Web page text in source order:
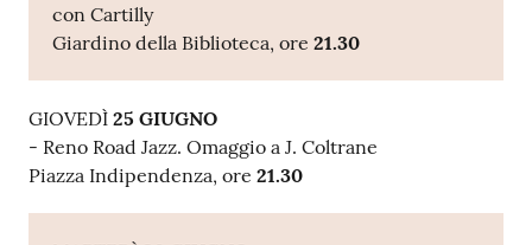
con Cartilly
Giardino della Biblioteca, ore 21.30
GIOVEDÌ 25 GIUGNO
- Reno Road Jazz. Omaggio a J. Coltrane
Piazza Indipendenza, ore 21.30